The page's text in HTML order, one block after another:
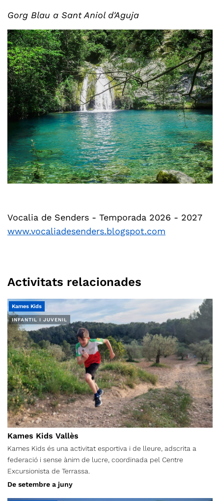
Gorg Blau a Sant Aniol d'Aguja
Vocalia de Senders - Temporada 2026 - 2027
www.vocaliadesenders.blogspot.com
Activitats relacionades
INFANTIL I JUVENIL
Kames Kids
Kames Kids Vallès
Kames Kids és una activitat esportiva i de lleure, adscrita a
federació i sense ànim de lucre, coordinada pel Centre
Excursionista de Terrassa.
De setembre a juny